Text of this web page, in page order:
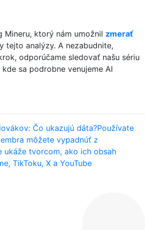
Mineru, ktorý nám umožnil zmerať
tejto analýzy. A nezabudnite,
odporúčame sledovať našu sériu
kde sa podrobne venujeme AI
Čo ukazujú dáta?Používate
môžete vypadnúť z
ukáže tvorcom, ako ich obsah
TikToku, X a YouTube